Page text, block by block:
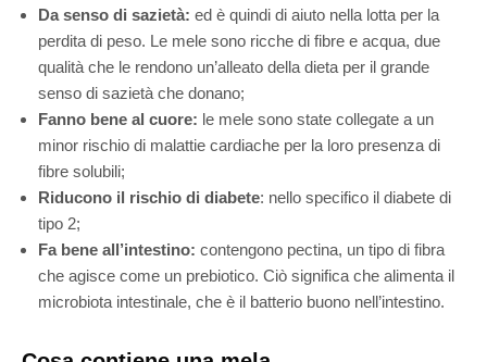
Da senso di sazietà: ed è quindi di aiuto nella lotta per la
perdita di peso. Le mele sono ricche di fibre e acqua, due
qualità che le rendono un’alleato della dieta per il grande
senso di sazietà che donano;
Fanno bene al cuore: le mele sono state collegate a un
minor rischio di malattie cardiache per la loro presenza di
fibre solubili;
Riducono il rischio di diabete: nello specifico il diabete di
tipo 2;
Fa bene all’intestino: contengono pectina, un tipo di fibra
che agisce come un prebiotico. Ciò significa che alimenta il
microbiota intestinale, che è il batterio buono nell’intestino.